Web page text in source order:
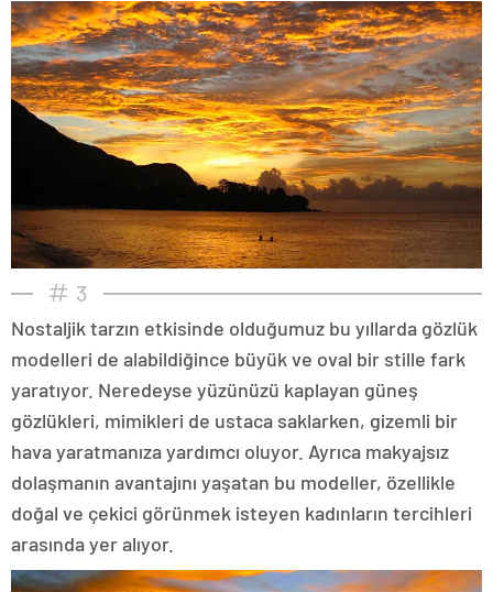
3
Nostaljik tarzın etkisinde olduğumuz bu yıllarda gözlük
modelleri de alabildiğince büyük ve oval bir stille fark
yaratıyor. Neredeyse yüzünüzü kaplayan güneş
gözlükleri, mimikleri de ustaca saklarken, gizemli bir
hava yaratmanıza yardımcı oluyor. Ayrıca makyajsız
dolaşmanın avantajını yaşatan bu modeller, özellikle
doğal ve çekici görünmek isteyen kadınların tercihleri
arasında yer alıyor.